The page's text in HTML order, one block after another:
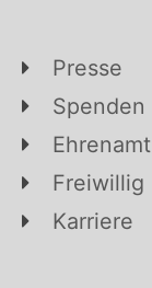
Presse
Spenden
Ehrenamt
Freiwillig
Karriere